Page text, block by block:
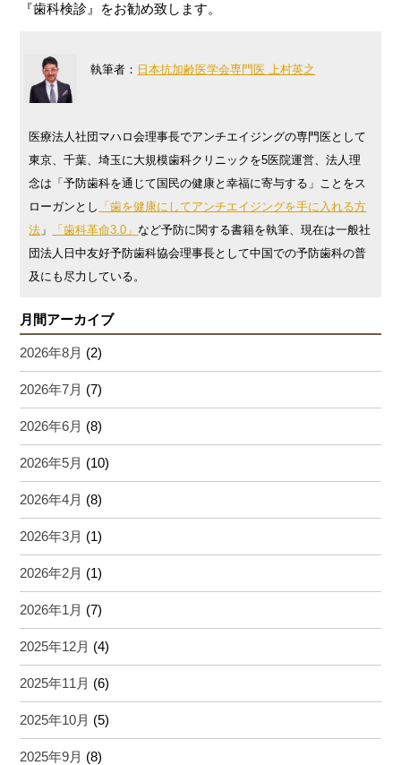
『歯科検診』をお勧め致します。
執筆者： 日本抗加齢医学会専門医 上村英之
医療法人社団マハロ会理事長でアンチエイジングの専門医として
東京、千葉、埼玉に大規模歯科クリニックを5医院運営、法人理
念は「予防歯科を通じて国民の健康と幸福に寄与する」ことをス
ローガンとし 「歯を健康にしてアンチエイジングを手に入れる方
法 」 「歯科革命3.0」 など予防に関する書籍を執筆、現在は一般社
団法人日中友好予防歯科協会理事長として中国での予防歯科の普
及にも尽力している。
月間アーカイブ
2026年8月 (2)
2026年7月 (7)
2026年6月 (8)
2026年5月 (10)
2026年4月 (8)
2026年3月 (1)
2026年2月 (1)
2026年1月 (7)
2025年12月 (4)
2025年11月 (6)
2025年10月 (5)
2025年9月 (8)